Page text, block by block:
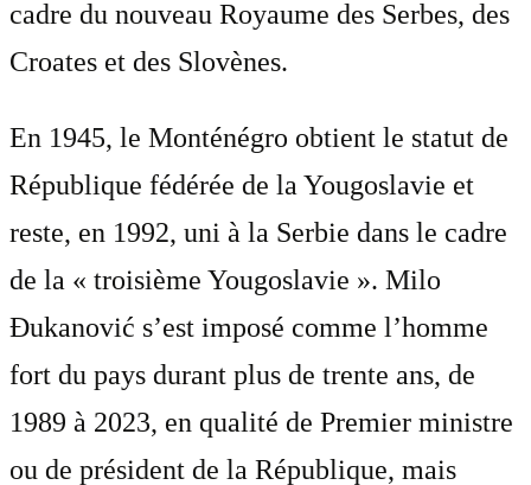
cadre du nouveau Royaume des Serbes, des
Croates et des Slovènes.
En 1945, le Monténégro obtient le statut de
République fédérée de la Yougoslavie et
reste, en 1992, uni à la Serbie dans le cadre
de la « troisième Yougoslavie ». Milo
Đukanović s’est imposé comme l’homme
fort du pays durant plus de trente ans, de
1989 à 2023, en qualité de Premier ministre
ou de président de la République, mais